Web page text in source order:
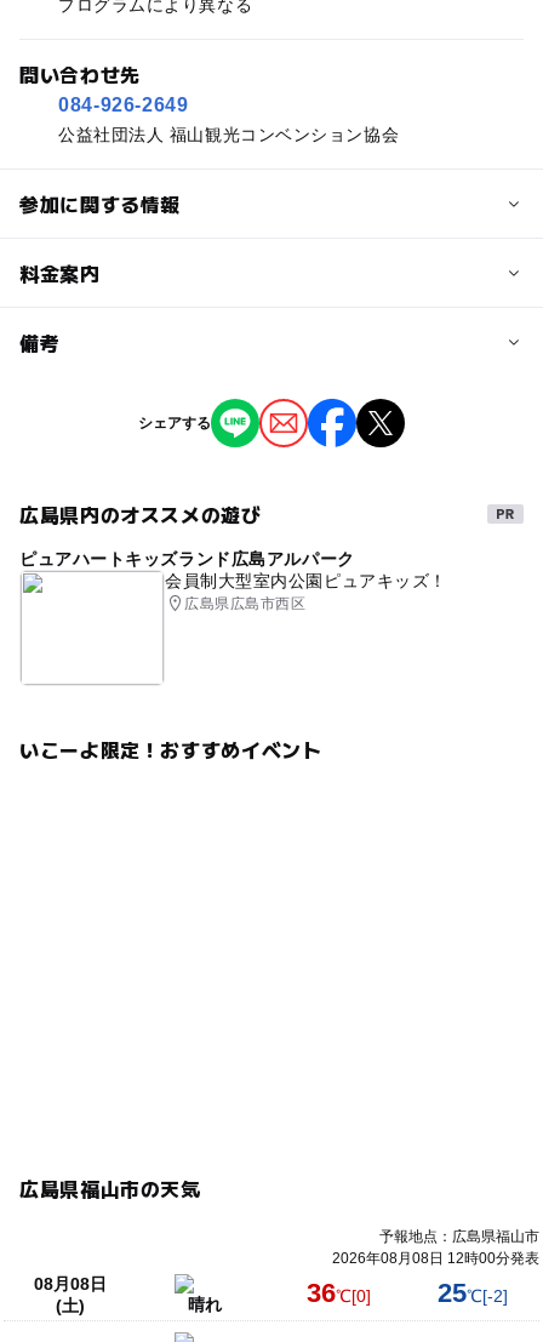
プログラムにより異なる
問い合わせ先
084-926-2649
公益社団法人 福山観光コンベンション協会
参加に関する情報
予約/応募
各プログラムの指定の申し込み方法にて申し込みを。
料金案内
料金について
備考
※掲載の情報は天候や主催者側の都合などにより変更にな
ることがあります。
シェアする
広島県内のオススメの遊び
ピュアハートキッズランド広島アルパーク
会員制大型室内公園ピュアキッズ！
広島県広島市西区
いこーよ限定！おすすめイベント
広島県福山市の天気
予報地点：広島県福山市
2026年08月08日 12時00分発表
08月08日
(土)
晴れ 36℃[0] 25℃[-2]